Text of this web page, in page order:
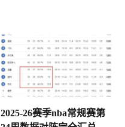
2025-26赛季nba常规赛第